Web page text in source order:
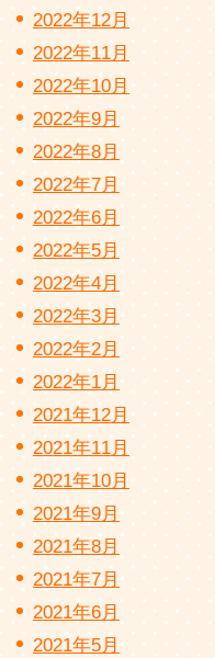
2022年12月
2022年11月
2022年10月
2022年9月
2022年8月
2022年7月
2022年6月
2022年5月
2022年4月
2022年3月
2022年2月
2022年1月
2021年12月
2021年11月
2021年10月
2021年9月
2021年8月
2021年7月
2021年6月
2021年5月